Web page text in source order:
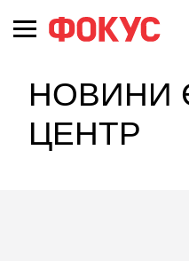
НОВИНИ
ЦЕНТР